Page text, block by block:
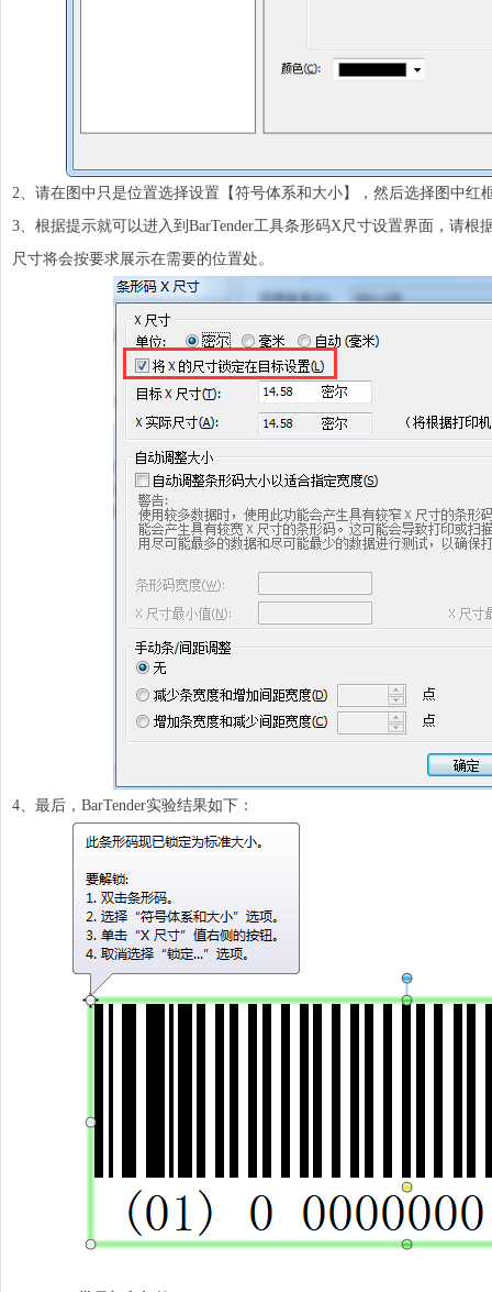
2、请在图中只是位置选择设置【符号体系和大小】，然后选择图中红
3、根据提示就可以进入到BarTender工具条形码X尺寸设置界面，请
尺寸将会按要求展示在需要的位置处。
4、最后，BarTender实验结果如下：